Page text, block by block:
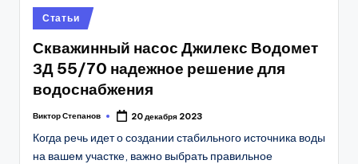
Posted
in
Статьи
Скважинный насос Джилекс Водомет
ЗД 55/70 надежное решение для
водоснабжения
Posted
Виктор Степанов 20 декабря 2023
Когда речь идет о создании стабильного источника воды
на вашем участке, важно выбрать правильное